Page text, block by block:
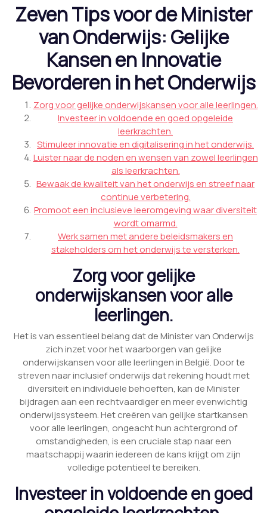
Zeven Tips voor de Minister
van Onderwijs: Gelijke
Kansen en Innovatie
Bevorderen in het Onderwijs
Zorg voor gelijke onderwijskansen voor alle leerlingen.
Investeer in voldoende en goed opgeleide
leerkrachten.
Stimuleer innovatie en digitalisering in het onderwijs.
Luister naar de noden en wensen van zowel leerlingen
als leerkrachten.
Bewaak de kwaliteit van het onderwijs en streef naar
continue verbetering.
Promoot een inclusieve leeromgeving waar diversiteit
wordt omarmd.
Werk samen met andere beleidsmakers en
stakeholders om het onderwijs te versterken.
Zorg voor gelijke
onderwijskansen voor alle
leerlingen.
Het is van essentieel belang dat de Minister van Onderwijs
zich inzet voor het waarborgen van gelijke
onderwijskansen voor alle leerlingen in België. Door te
streven naar inclusief onderwijs dat rekening houdt met
diversiteit en individuele behoeften, kan de Minister
bijdragen aan een rechtvaardiger en meer evenwichtig
onderwijssysteem. Het creëren van gelijke startkansen
voor alle leerlingen, ongeacht hun achtergrond of
omstandigheden, is een cruciale stap naar een
maatschappij waarin iedereen de kans krijgt om zijn
volledige potentieel te bereiken.
Investeer in voldoende en goed